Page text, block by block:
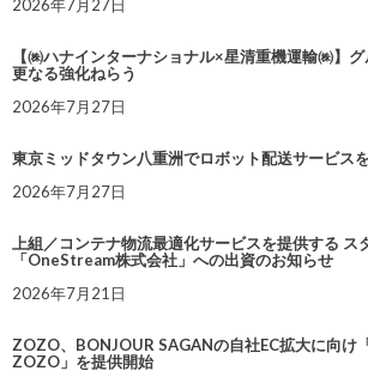
2026年7月27日
【㈱ハナインターナショナル×星清重機運輸㈱】
更なる強化ねらう
2026年7月27日
東京ミッドタウン八重洲でロボット配送サービス
2026年7月27日
上組／コンテナ物流最適化サービスを提供する ス
「OneStream株式会社」への出資のお知らせ
2026年7月21日
ZOZO、BONJOUR SAGANの自社EC拡大に向
ZOZO」を提供開始